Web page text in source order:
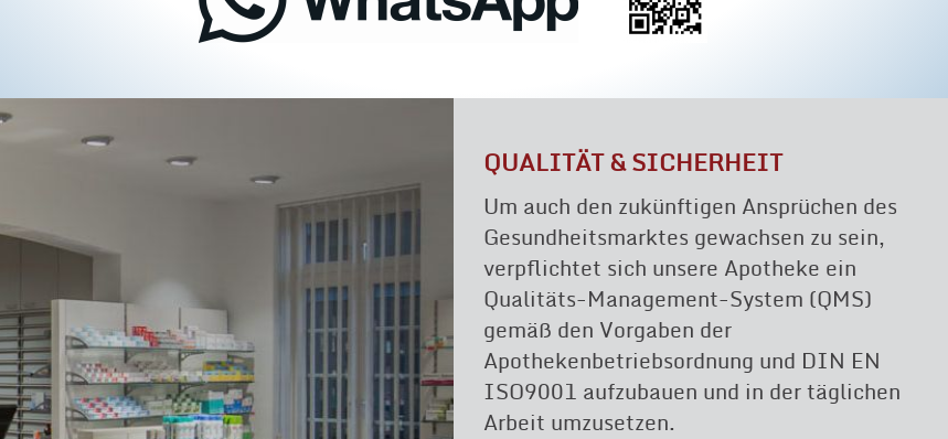
QUALITÄT & SICHERHEIT
Um auch den zukünftigen Ansprüchen des
Gesundheitsmarktes gewachsen zu sein,
verpflichtet sich unsere Apotheke ein
Qualitäts-Management-System (QMS)
gemäß den Vorgaben der
Apothekenbetriebsordnung und DIN EN
ISO9001 aufzubauen und in der täglichen
Arbeit umzusetzen.